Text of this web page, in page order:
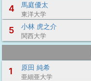
4 馬庭優太
東洋大学
5 小林 虎之介
関西大学
1
原田 純希
亜細亜大学